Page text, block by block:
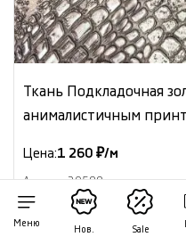
Меню
Нов. Sale
Ткань Подкладочная
анималистичным
Цена:1 260 ₽/м
Артикул: 29588
В наличии 28.55 м